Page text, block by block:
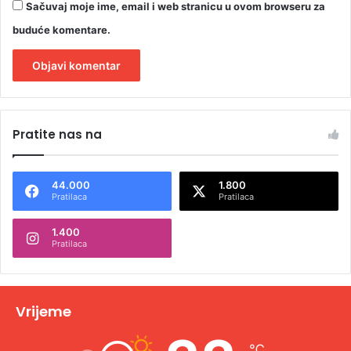
Sačuvaj moje ime, email i web stranicu u ovom browseru za
buduće komentare.
t
n
t
v
Pratite nas na
44.000
Pratilaca
1.800
Pratilaca
1.400
Pratilaca
Vrijeme